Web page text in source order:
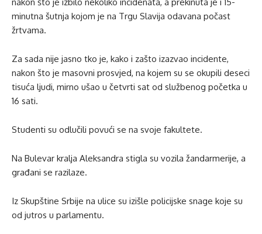
minutna šutnja kojom je na Trgu Slavija odavana počast
žrtvama.
Za sada nije jasno tko je, kako i zašto izazvao incidente,
nakon što je masovni prosvjed, na kojem su se okupili deseci
tisuća ljudi, mirno ušao u četvrti sat od službenog početka u
16 sati.
Studenti su odlučili povući se na svoje fakultete.
Na Bulevar kralja Aleksandra stigla su vozila žandarmerije, a
građani se razilaze.
Iz Skupštine Srbije na ulice su izišle policijske snage koje su
od jutros u parlamentu.